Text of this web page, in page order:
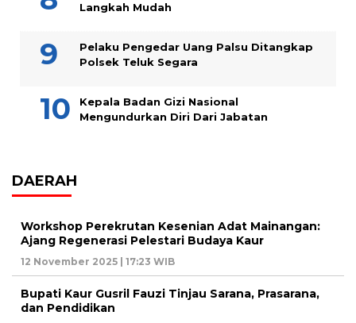
Langkah Mudah
Pelaku Pengedar Uang Palsu Ditangkap
Polsek Teluk Segara
Kepala Badan Gizi Nasional
Mengundurkan Diri Dari Jabatan
DAERAH
Workshop Perekrutan Kesenian Adat Mainangan:
Ajang Regenerasi Pelestari Budaya Kaur
12 November 2025 | 17:23 WIB
Bupati Kaur Gusril Fauzi Tinjau Sarana, Prasarana,
dan Pendidikan